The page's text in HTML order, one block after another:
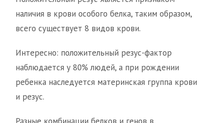
наличия в крови особого белка, таким образом,
всего существует 8 видов крови.
Интересно: положительный резус-фактор
наблюдается у 80% людей, а при рождении
ребенка наследуется материнская группа крови
и резус.